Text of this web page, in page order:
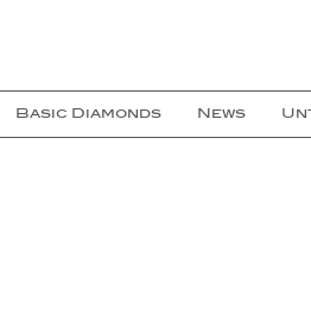
Basic Diamonds News